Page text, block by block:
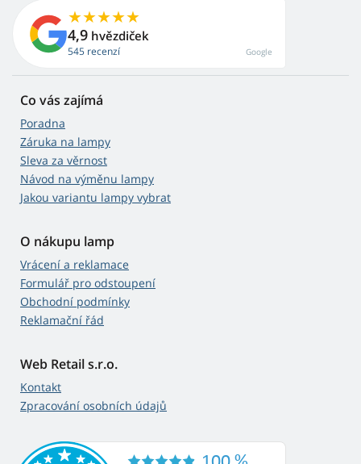
4,9 hvězdiček
545 recenzí Google
Co vás zajímá
Poradna
Záruka na lampy
Sleva za věrnost
Návod na výměnu lampy
Jakou variantu lampy vybrat
O nákupu lamp
Vrácení a reklamace
Formulář pro odstoupení
Obchodní podmínky
Reklamační řád
Web Retail s.r.o.
Kontakt
Zpracování osobních údajů